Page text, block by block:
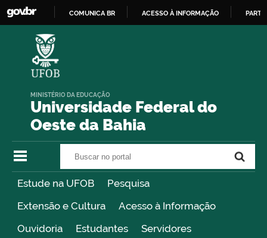
COMUNICA BR ACESSO À INFORMAÇÃO
Universidade Federal do
Oeste da Bahia
MINISTÉRIO DA EDUCAÇÃO
Estude na UFOB
Pesquisa
Extensão e Cultura
Acesso à Informação
Ouvidoria
Estudantes Servidores